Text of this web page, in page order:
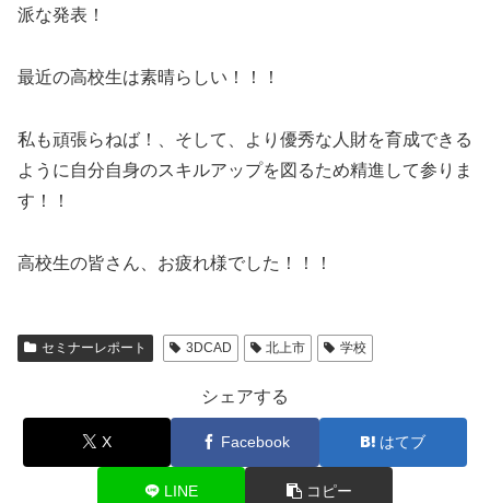
派な発表！
最近の高校生は素晴らしい！！！
私も頑張らねば！、そして、より優秀な人財を育成できる
ように自分自身のスキルアップを図るため精進して参りま
す！！
高校生の皆さん、お疲れ様でした！！！
セミナーレポート 3DCAD 北上市 学校
シェアする
X Facebook はてブ
LINE コピー